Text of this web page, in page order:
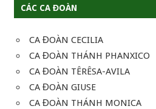
CÁC CA ĐOÀN
CA ĐOÀN CECILIA
CA ĐOÀN THÁNH PHANXICO
CA ĐOÀN TÊRÊSA-AVILA
CA ĐOÀN GIUSE
CA ĐOÀN THÁNH MONICA